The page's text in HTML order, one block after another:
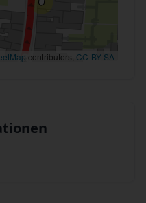
contributors, CC-BY-SA